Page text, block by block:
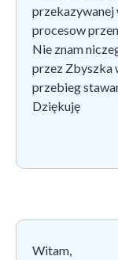
przekazywanej
procesow
Nie znam
przez Zbyszka
przebieg
Dziękuję
Witam,